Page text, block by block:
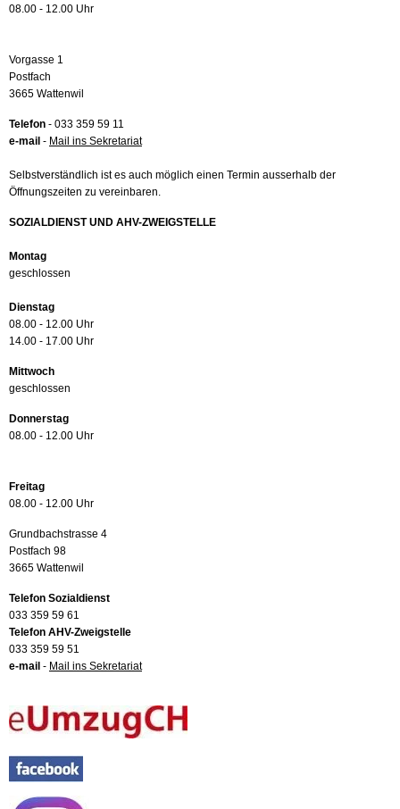
08.00 - 12.00 Uhr
Vorgasse 1
Postfach
3665 Wattenwil
Telefon - 033 359 59 11
e-mail - Mail ins Sekretariat
Selbstverständlich ist es auch möglich einen Termin ausserhalb der
Öffnungszeiten zu vereinbaren.
SOZIALDIENST UND AHV-ZWEIGSTELLE
Montag
geschlossen
Dienstag
08.00 - 12.00 Uhr
14.00 - 17.00 Uhr
Mittwoch
geschlossen
Donnerstag
08.00 - 12.00 Uhr
Freitag
08.00 - 12.00 Uhr
Grundbachstrasse 4
Postfach 98
3665 Wattenwil
Telefon Sozialdienst
033 359 59 61
Telefon AHV-Zweigstelle
033 359 59 51
e-mail - Mail ins Sekretariat